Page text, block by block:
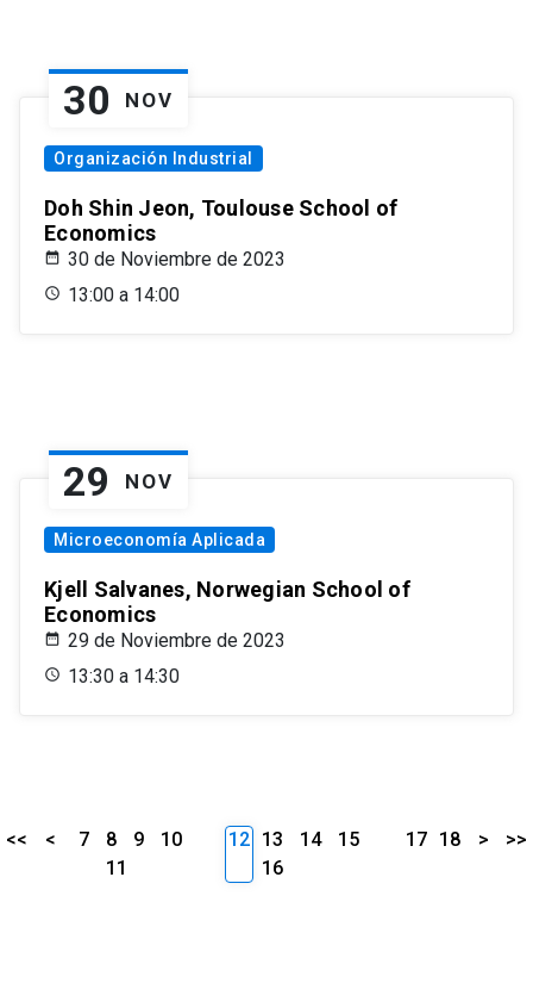
30 NOV
Organización Industrial
Doh Shin Jeon, Toulouse School of
Economics
30 de Noviembre de 2023
13:00 a 14:00
29 NOV
Microeconomía Aplicada
Kjell Salvanes, Norwegian School of
Economics
29 de Noviembre de 2023
13:30 a 14:30
<< < 7 8 9
10
11
12 13 14
15
16
17 18 > >>